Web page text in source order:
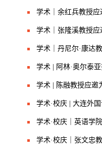
学术｜余红兵教授
学术｜张隆溪教授
学术｜丹尼尔·康达
学术 | 阿林·奥尔泰
学术 | 陈融教授应邀
学术·校庆 | 大连外
学术·校庆｜英语学
学术·校庆｜张文忠